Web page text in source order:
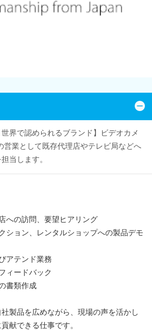
世界で認められるブランド】ビデオカメ
営業として既存代理店やテレビ局などへ
当します。
への訪問、要望ヒアリング
ション、レンタルショップへの製品デモ
アテンド業務
ィードバック
書類作成
製品を広めながら、現場の声を活かし
献できる仕事です。